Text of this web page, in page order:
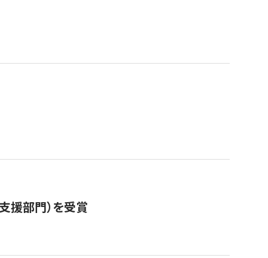
援部門）を受賞